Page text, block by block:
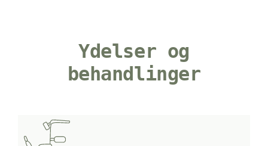
Ydelser og
behandlinger